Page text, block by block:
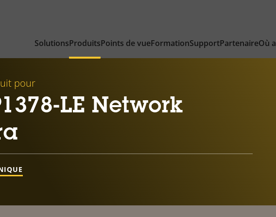
SolutionsProduitsPoints de vueFormationSupportPartenaireOù
pour
LE Network